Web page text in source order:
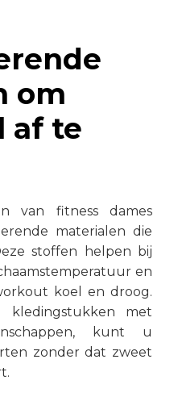
om
af te
van fitness dames
materialen die
stoffen helpen bij
en
koel en droog.
met
kunt u
zonder dat zweet